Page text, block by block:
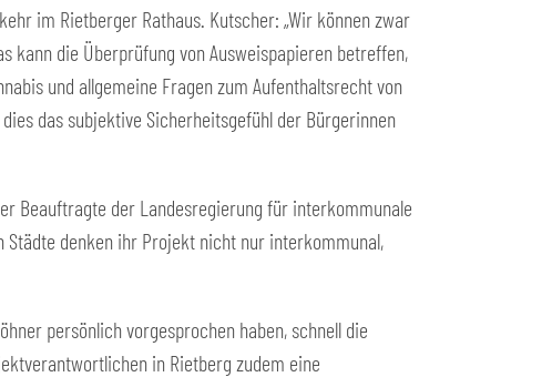
im Rietberger Rathaus. Kutscher: „Wir können zwar
kann die Überprüfung von Ausweispapieren betreffen,
und allgemeine Fragen zum Aufenthaltsrecht von
das subjektive Sicherheitsgefühl der Bürgerinnen
Beauftragte der Landesregierung für interkommunale
Städte denken ihr Projekt nicht nur interkommunal,
persönlich vorgesprochen haben, schnell die
in Rietberg zudem eine